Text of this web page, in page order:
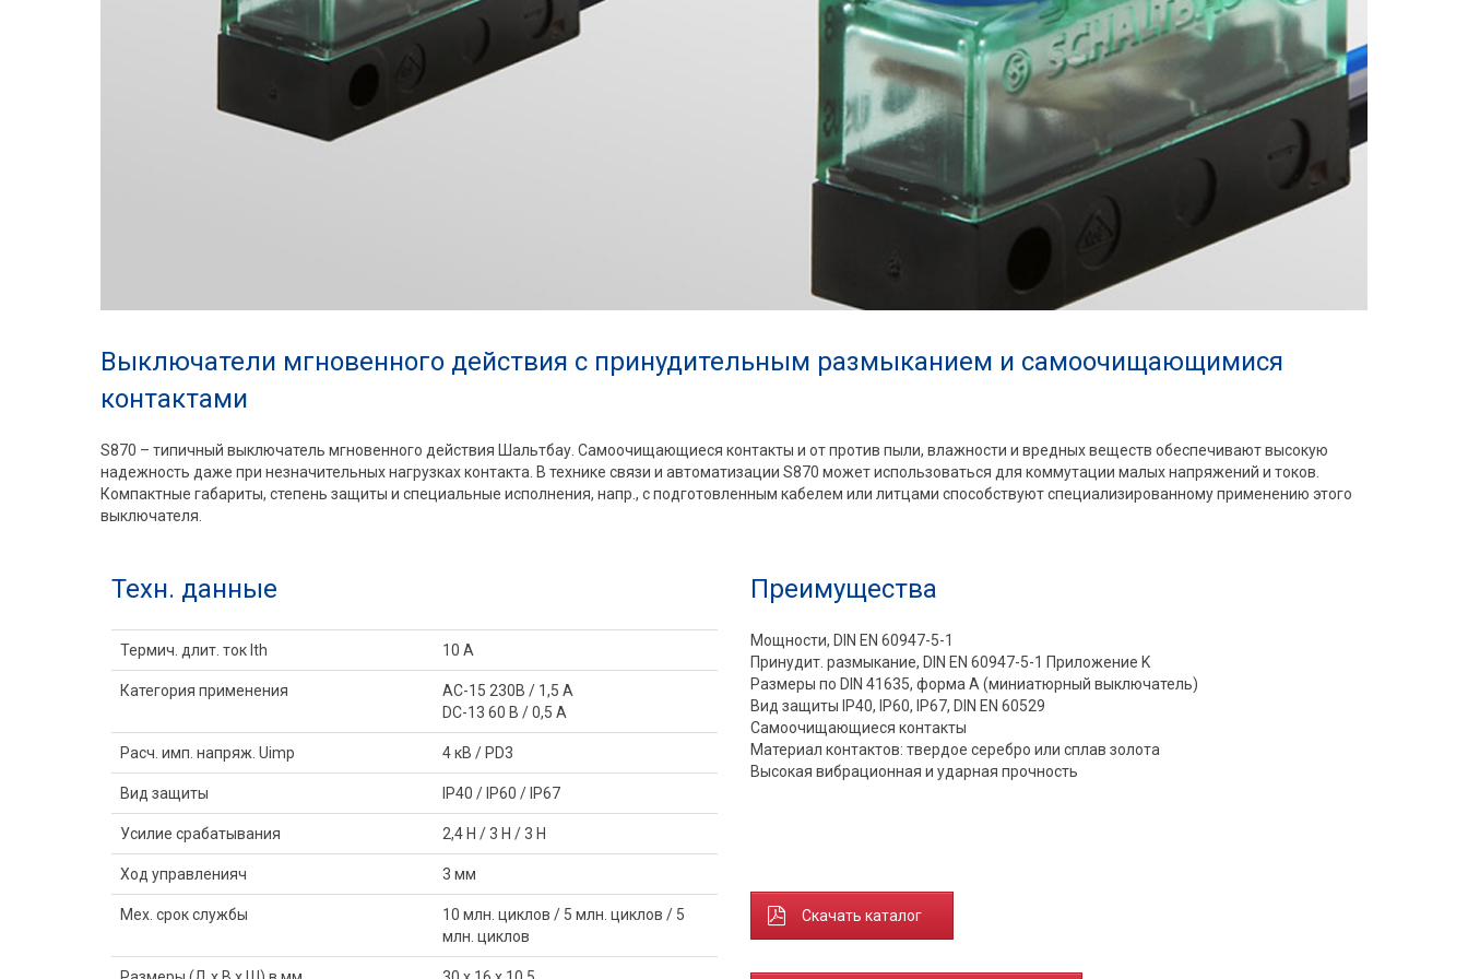
Выключатели мгновенного действия с принудительным размыканием и самоочищающимися
контактами
S870 – типичный выключатель мгновенного действия Шальтбау. Самоочищающиеся контакты и от против пыли, влажности и вредных веществ обеспечивают высокую
надежность даже при незначительных нагрузках контакта. В технике связи и автоматизации S870 может использоваться для коммутации малых напряжений и токов.
Компактные габариты, степень защиты и специальные исполнения, напр., с подготовленным кабелем или литцами способствуют специализированному применению этого
выключателя.
Техн. данные
Термич. длит. ток Ith 10 A
Категория применения
AC-15 230В / 1,5 A
DC-13 60 В / 0,5 A
Расч. имп. напряж. Uimp 4 кВ / PD3
Вид защиты IP40 / IP60 / IP67
Усилие срабатывания 2,4 Н / 3 H / 3 H
Ход управленияч 3 мм
Мех. срок службы
10 млн. циклов / 5 млн. циклов / 5
млн. циклов
Преимущества
Мощности, DIN EN 60947-5-1
Принудит. размыкание, DIN EN 60947-5-1 Приложение K
Размеры по DIN 41635, форма A (миниатюрный выключатель)
Вид защиты IP40, IP60, IP67, DIN EN 60529
Самоочищающиеся контакты
Материал контактов: твердое серебро или сплав золота
Высокая вибрационная и ударная прочность
Скачать каталог